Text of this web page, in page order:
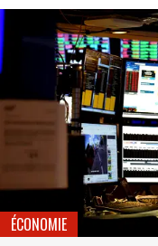
ÉCONOMIE